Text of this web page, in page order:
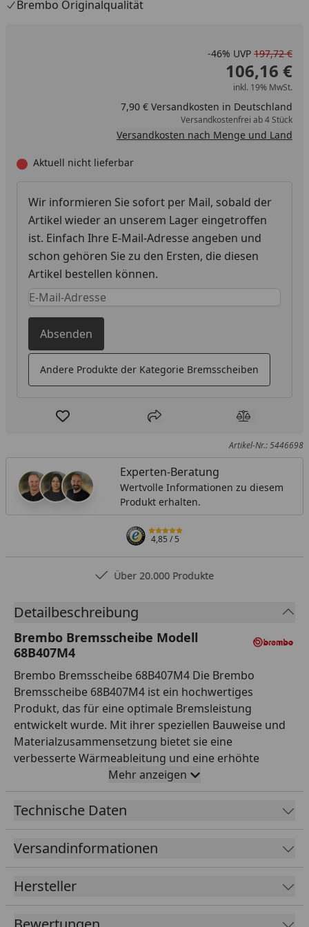
Brembo Originalqualität
-46% UVP 197,72 €
106,16 €
inkl. 19% MwSt.
7,90 € Versandkosten in Deutschland
Versandkostenfrei ab 4 Stück
Versandkosten nach Menge und Land
Aktuell nicht lieferbar
Wir informieren Sie sofort per Mail, sobald der
Artikel wieder an unserem Lager eingetroffen
ist. Einfach Ihre E-Mail-Adresse angeben und
schon gehören Sie zu den Ersten, die diesen
Artikel bestellen können.
Keine Eingabe erforderlich
Eingabe erforderlich
Absenden
Andere Produkte der Kategorie Bremsscheiben
Produkt zur Wunschliste hinzufügen
Teilen Produkt
Artikel-Nr.: 5446698
Experten-Beratung
Wertvolle Informationen zu diesem
Produkt erhalten.
4,85/ 5
Über 20.000 Produkte
Detailbeschreibung
Brembo Bremsscheibe Modell
68B407M4
Brembo Bremsscheibe 68B407M4 Die Brembo
Bremsscheibe 68B407M4 ist ein hochwertiges
Produkt, das für eine optimale Bremsleistung
entwickelt wurde. Mit ihrer speziellen Bauweise und
Materialzusammensetzung bietet sie eine
verbesserte Wärmeableitung und eine erhöhte
Festigkeit. Dank der präzisen Fertigungstechnik von
Brembo gewährleistet die Bremsscheibe eine
gleichmäßige Bremskraftverteilung und minimiert
wird ein sicheres und komfortables Fahrerlebnis
ermöglicht. Die Oro-Beschichtung der Bremsscheibe
bietet auch einen zusätzlichen Korrosionsschutz.
Dadurch bleibt die Scheibe länger haltbar und behält
ihre Leistungsfähigkeit über einen längeren Zeitraum
Mehr anzeigen
Technische Daten
Versandinformationen
Hersteller